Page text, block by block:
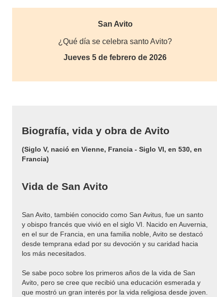
San Avito
¿Qué día se celebra santo Avito?
Jueves 5 de febrero de 2026
Biografía, vida y obra de Avito
(Siglo V, nació en Vienne, Francia - Siglo VI, en 530, en
Francia)
Vida de San Avito
San Avito, también conocido como San Avitus, fue un santo
y obispo francés que vivió en el siglo VI. Nacido en Auvernia,
en el sur de Francia, en una familia noble, Avito se destacó
desde temprana edad por su devoción y su caridad hacia
los más necesitados.
Se sabe poco sobre los primeros años de la vida de San
Avito, pero se cree que recibió una educación esmerada y
que mostró un gran interés por la vida religiosa desde joven.